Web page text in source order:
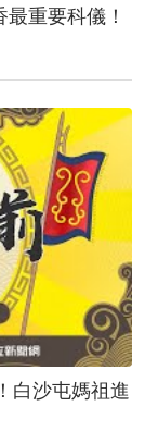
重要科儀！
白沙屯媽祖進